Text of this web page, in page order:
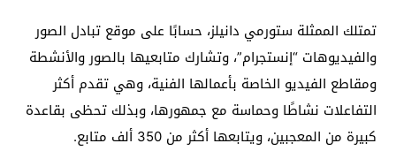
تمتلك الممثلة ستورمي دانيلز، حسابًا على موقع تبادل الصور
والفيديوهات “إنستجرام”، وتشارك متابعيها بالصور والأنشطة
ومقاطع الفيديو الخاصة بأعمالها الفنية، وهي تقدم أكثر
التفاعلات نشاطًا وحماسة مع جمهورها، وبذلك تحظى بقاعدة
كبيرة من المعجبين، ويتابعها أكثر من 350 ألف متابع.